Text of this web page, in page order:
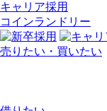
キャリア採用
コインランドリー
売りたい・買いたい